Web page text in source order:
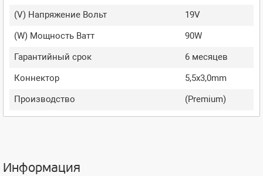
(V) Напряжение Вольт
19V
(W) Мощность Ватт
90W
Гарантийный срок
6 месяцев
Коннектор
5,5x3,0mm
Производство
(Premium)
Информация